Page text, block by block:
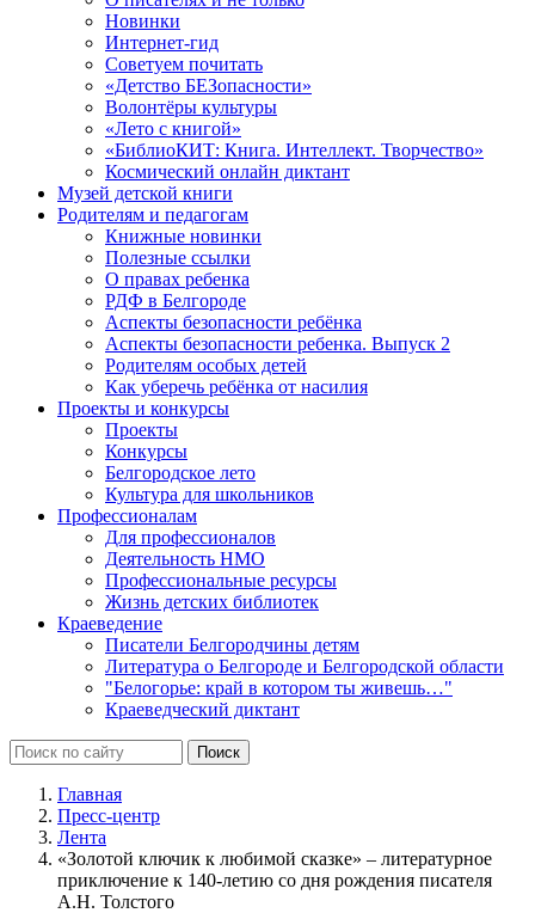
Новинки
Интернет-гид
Советуем почитать
«Детство БЕЗопасности»
Волонтёры культуры
«Лето с книгой»
«БиблиоКИТ: Книга. Интеллект. Творчество»
Космический онлайн диктант
Музей детской книги
Родителям и педагогам
Книжные новинки
Полезные ссылки
О правах ребенка
РДФ в Белгороде
Аспекты безопасности ребёнка
Аспекты безопасности ребенка. Выпуск 2
Родителям особых детей
Как уберечь ребёнка от насилия
Проекты и конкурсы
Проекты
Конкурсы
Белгородское лето
Культура для школьников
Профессионалам
Для профессионалов
Деятельность НМО
Профессиональные ресурсы
Жизнь детских библиотек
Краеведение
Писатели Белгородчины детям
Литература о Белгороде и Белгородской области
"Белогорье: край в котором ты живешь…"
Краеведческий диктант
Главная
Пресс-центр
Лента
«Золотой ключик к любимой сказке» – литературное
приключение к 140-летию со дня рождения писателя
А.Н. Толстого